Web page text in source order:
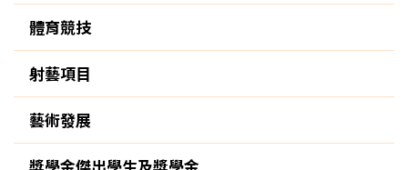
體育競技
射藝項目
藝術發展